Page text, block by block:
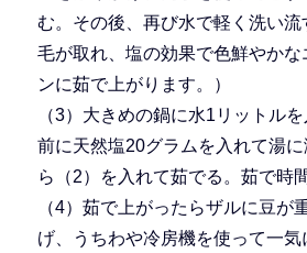
む。その後、再び水で軽く洗い流
毛が取れ、塩の効果で色鮮やかな
ンに茹で上がります。）
（3）大きめの鍋に水1リットル
前に天然塩20グラムを入れて湯
ら（2）を入れて茹でる。茹で時
（4）茹で上がったらザルに豆が
げ、うちわや冷房機を使って一気